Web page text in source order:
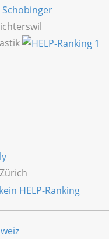
Schobinger
Zürich